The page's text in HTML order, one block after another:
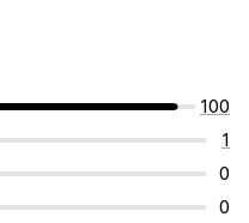
100
1
0
0